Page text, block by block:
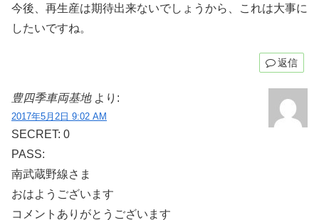
今後、再生産は期待出来ないでしょうから、これは大事に
したいですね。
返信
豊四季車両基地 より:
2017年5月2日 9:02 AM
SECRET: 0
PASS:
南武蔵野線さま
おはようございます
コメントありがとうございます